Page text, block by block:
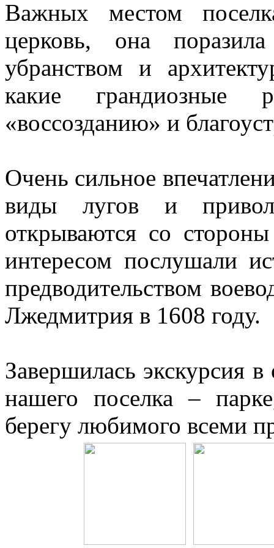
Важных местом
церковь, она
убранством и
какие
«воссозданию» и
Очень сильное
виды лугов и
открываются со
интересом послушали
предводительством
Лжедмитрия в 1608 году.
Завершилась экскурсия
нашего поселка –
берегу любимого всеми